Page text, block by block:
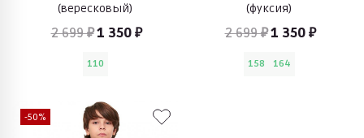
(вересковый)
2 699 ₽1 350 ₽
110
(фуксия)
2 699 ₽1 350 ₽
158 164
-50%